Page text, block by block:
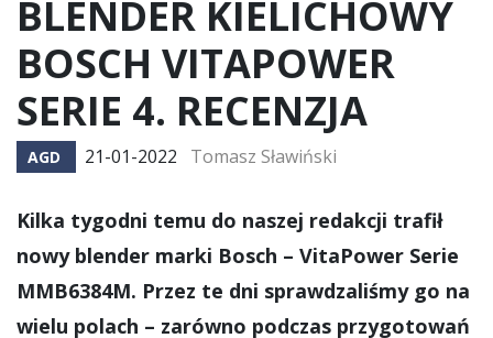
BLENDER KIELICHOWY
BOSCH VITAPOWER
SERIE 4. RECENZJA
AGD 21-01-2022 Tomasz Sławiński
Kilka tygodni temu do naszej redakcji trafił
nowy blender marki Bosch – VitaPower Serie
MMB6384M. Przez te dni sprawdzaliśmy go na
wielu polach – zarówno podczas przygotowań